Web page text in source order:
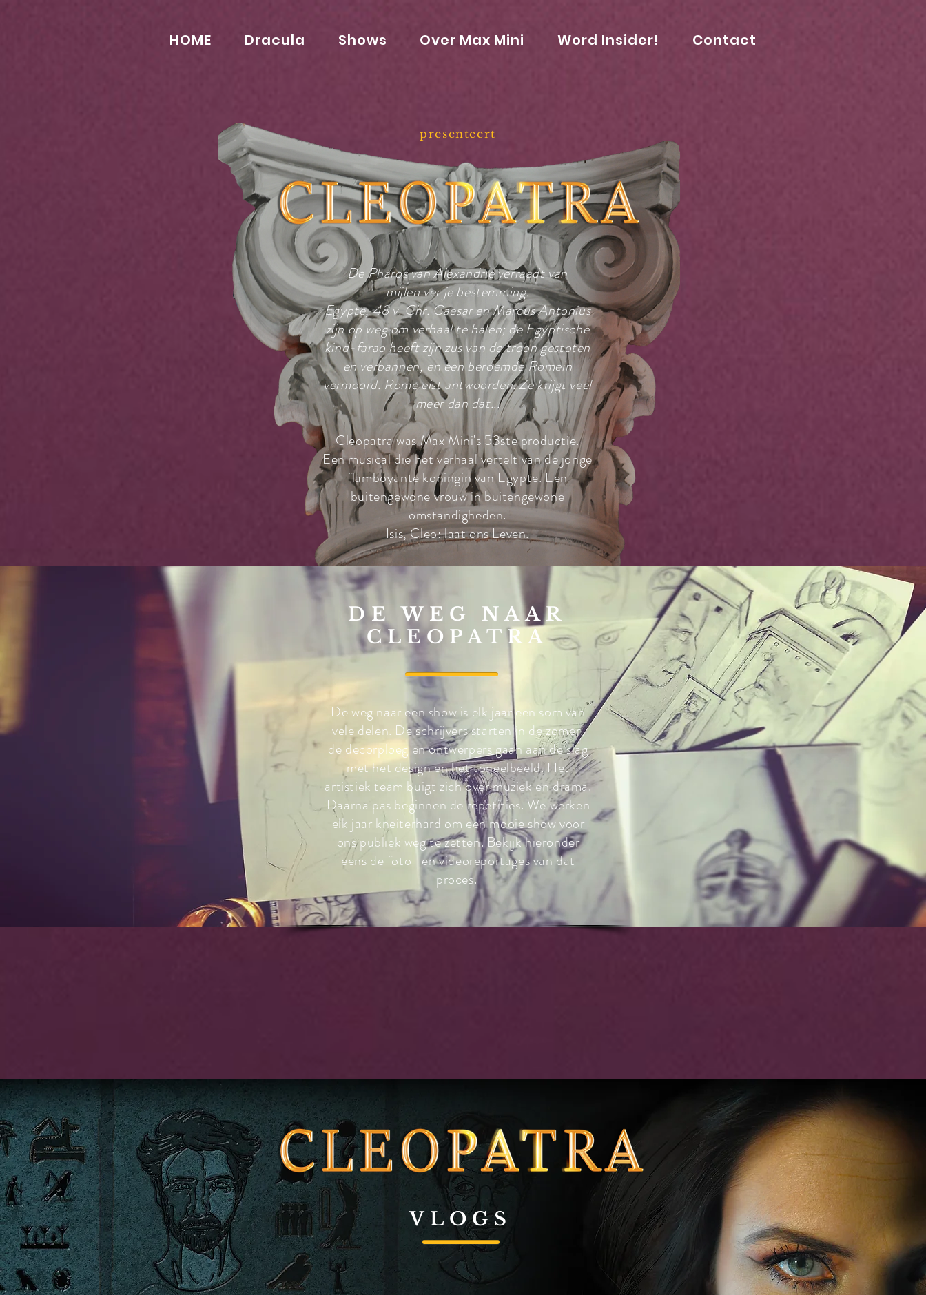
HOME Dracula Shows Over Max Mini Word Insider! Contact
presenteert
De Pharos van Alexandrië verraadt van
mijlen ver je bestemming.
Egypte, 48 v. Chr. Caesar en Marcus Antonius
zijn op weg om verhaal te halen; de Egyptische
kind-farao heeft zijn zus van de troon gestoten
en verbannen, en een beroemde Romein
vermoord. ​ Rome eist antwoorden. Ze krijgt veel
meer dan dat...
Cleopatra was Max Mini's 53ste productie.
Een musical die het verhaal vertelt van de jonge
flamboyante koningin van Egypte. Een
buitengewone vrouw in buitengewone
omstandigheden.
Isis, Cleo: laat ons Leven.
DE WEG NAAR
CLEOPATRA
De weg naar een show is elk jaar een som van
vele delen. De schrijvers starten in de zomer,
de decorploeg en ontwerpers gaan aan de slag
met het design en het toneelbeeld. Het
artistiek team buigt zich over muziek en drama.
Daarna pas beginnen de repetities. We werken
elk jaar kneiterhard om een mooie show voor
ons publiek weg te zetten. Bekijk hieronder
eens de foto- en videoreportages van dat
proces.
VLOGS